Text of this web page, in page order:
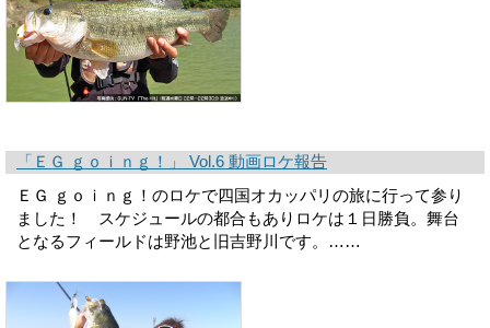
「ＥＧ ｇｏｉｎｇ！」 Vol.6 動画ロケ報告
ＥＧ ｇｏｉｎｇ！のロケで四国オカッパリの旅に行って参り
ました！ スケジュールの都合もありロケは１日勝負。舞台
となるフィールドは野池と旧吉野川です。……